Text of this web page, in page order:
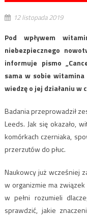
12 listopada 2019
Pod wpływem
niebezpiecznego
informuje pismo
sama w sobie
wiedzę o jej działaniu
Badania przeprowadził
Leeds. Jak się okazało,
komórkach czerniaka,
przerzutów do płuc.
Naukowcy już wcześniej
w organizmie ma
w pełni rozumieli
sprawdzić, jakie